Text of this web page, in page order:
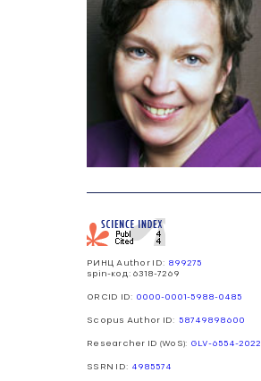
РИНЦ Author ID: 899275
spin-код: 6318-7269
ORCID ID: 0000-0001-5988-0485
Scopus Author ID: 58749898600
Researcher ID (WoS): GLV-6554-2022
SSRN ID: 4985574